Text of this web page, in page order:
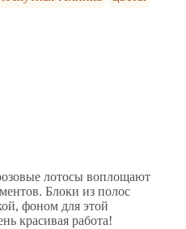
лотосы воплощают
Блоки из полос
фоном для этой
красивая работа!